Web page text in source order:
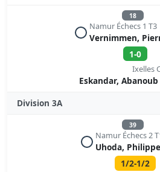
18
Namur Échecs 1 T3
Vernimmen,
1-0
Ixelles
Eskandar, Abanoub
Division 3A
39
Namur Échecs 2
Uhoda, Philippe
1/2-1/2